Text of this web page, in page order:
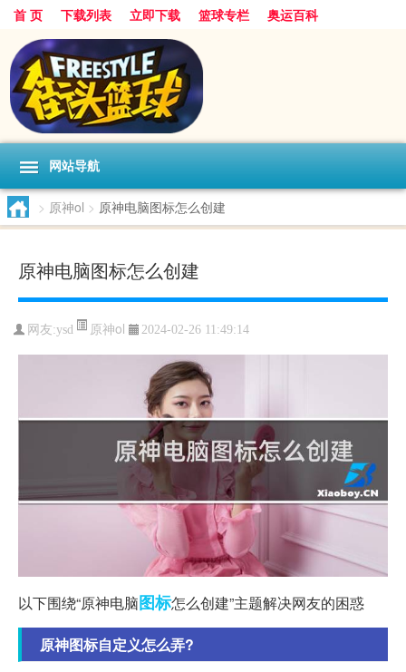
首 页 下载列表 立即下载 篮球专栏 奥运百科
网站导航
> 原神ol > 原神电脑图标怎么创建
原神电脑图标怎么创建
网友:ysd 原神ol 2024-02-26 11:49:14
以下围绕“原神电脑图标怎么创建”主题解决网友的困惑
原神图标自定义怎么弄?